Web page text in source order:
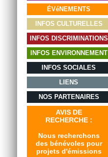
ÉVéNEMENTS
INFOS CULTURELLES
INFOS DISCRIMINATIONS
INFOS ENVIRONNEMENT
INFOS SOCIALES
LIENS
NOS PARTENAIRES
AVIS DE
RECHERCHE :
Nous recherchons
des bénévoles pour
projets d'émissions